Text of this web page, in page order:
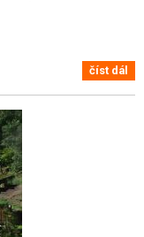
číst dál